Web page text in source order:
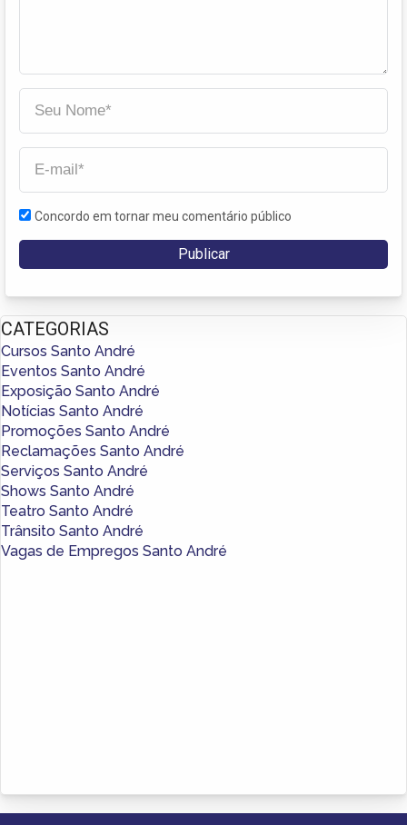
Concordo em tornar meu comentário público
CATEGORIAS
Cursos Santo André
Eventos Santo André
Exposição Santo André
Notícias Santo André
Promoções Santo André
Reclamações Santo André
Serviços Santo André
Shows Santo André
Teatro Santo André
Trânsito Santo André
Vagas de Empregos Santo André